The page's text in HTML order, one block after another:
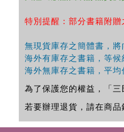
特別提醒：部分書籍附
無現貨庫存之簡體書，將
海外有庫存之書籍，等
海外無庫存之書籍，平
為了保護您的權益，「三
若要辦理退貨，請在商